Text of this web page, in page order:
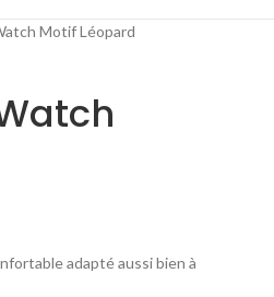
Motif Léopard
adapté aussi bien à